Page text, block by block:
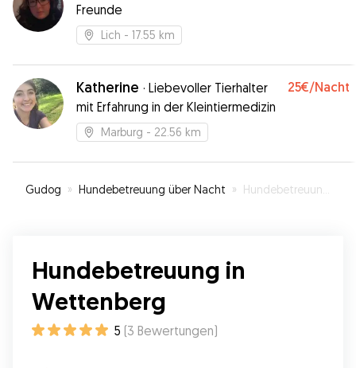
Freunde
Lich - 17.55 km
Katherine · Liebevoller Tierhalter
mit Erfahrung in der Kleintiermedizin
25€/Nacht
Marburg - 22.56 km
Gudog » Hundebetreuung über Nacht » Hundebetreuung in Wettenberg
Hundebetreuung in
Wettenberg
5 (3 Bewertungen)